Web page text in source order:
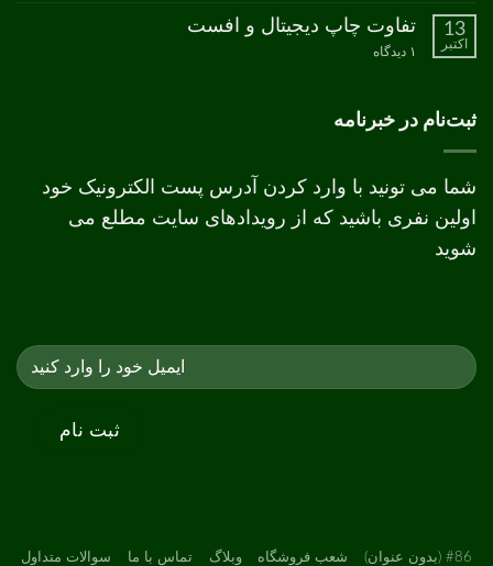
جعبه
13
اکتبر
تفاوت چاپ دیجیتال و افست
۱ دیدگاه
برای
افست
ثبت‌نام در خبرنامه
شما می تونید با وارد کردن آدرس پست الکترونیک خود
اولین نفری باشید که از رویدادهای سایت مطلع می
شوید
#86 (بدون عنوان) شعب فروشگاه وبلاگ تماس با ما سوالات متداول